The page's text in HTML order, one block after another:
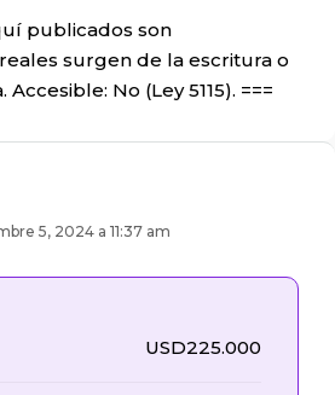
publicados son
surgen de la escritura o
No (Ley 5115). ===
5, 2024 a 11:37 am
USD225.000